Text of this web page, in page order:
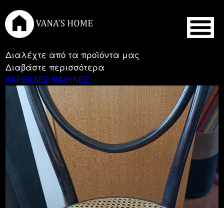
Διαλέχτε από τα προϊόντα μας
Διαβάστε περισσότερα
ΚΑΡΈΚΛΕΣ ΨΑΘΙΝΕΣ